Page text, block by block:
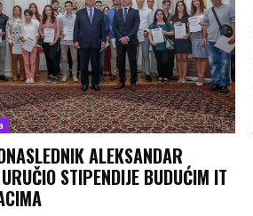
ALEKSANDAR
STIPENDIJE BUDUĆIM IT